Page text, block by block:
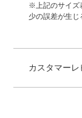
※上記のサイズ
少の誤差が生じ
カスタマーレ